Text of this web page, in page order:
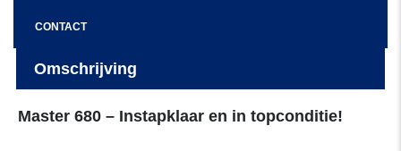
CONTACT
Omschrijving
Master 680 – Instapklaar en in topconditie!